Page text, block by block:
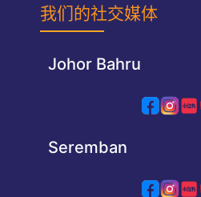
我们的社交媒体
Johor Bahru
Seremban